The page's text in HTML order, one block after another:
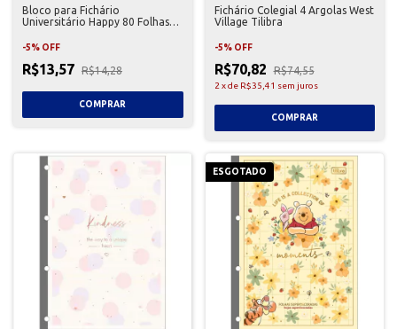
Bloco para Fichário
Universitário Happy 80 Folhas
-5% OFF
R$13,57 R$14,28
Fichário Colegial 4 Argolas West
Village Tilibra
-5% OFF
R$70,82 R$74,55
2 xde R$35,41 sem juros
ESGOTADO